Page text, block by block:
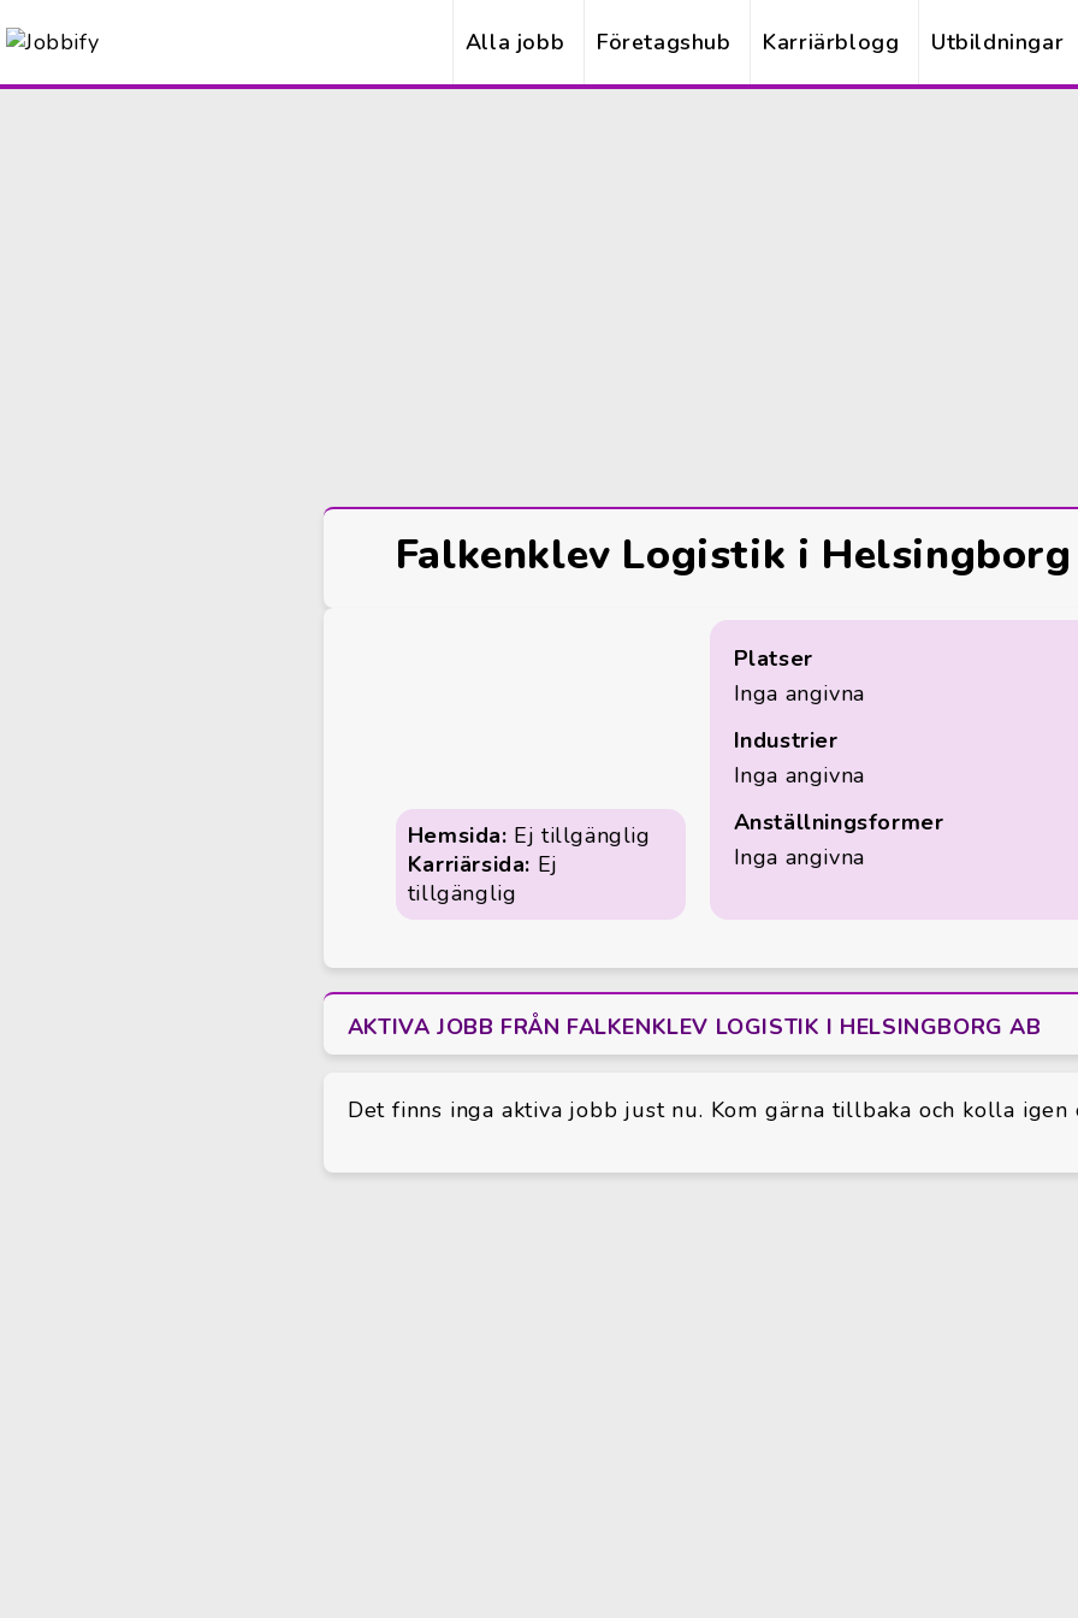
Alla jobb Företagshub Karriärblogg Utbildningar
Falkenklev Logistik i
Hemsida: Ej tillgänglig
Karriärsida: Ej
tillgänglig
Platser
Inga angivna
Industrier
Inga angivna
Anställningsformer
Inga angivna
AKTIVA JOBB FRÅN FALKENKLEV LOGISTIK I HELSINGBORG AB
Det finns inga aktiva jobb just nu. Kom gärna tillbaka och kolla igen